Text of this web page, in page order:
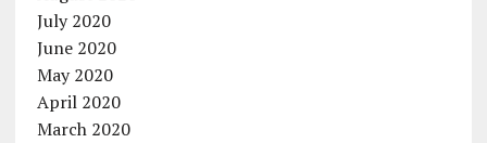
July 2020
June 2020
May 2020
April 2020
March 2020